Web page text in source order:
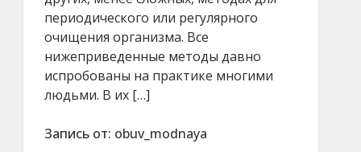
периодического или регулярного
очищения организма. Все
нижеприведенные методы давно
испробованы на практике многими
людьми. В их […]
Запись от: obuv_modnaya